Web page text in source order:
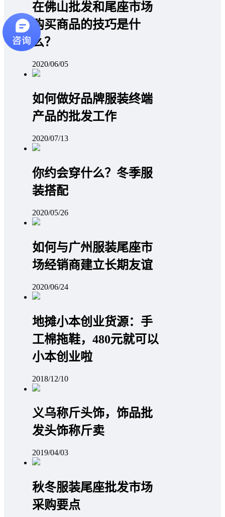
在佛山批发和尾座市场
购买商品的技巧是什
么？
2020/06/05
如何做好品牌服装终端
产品的批发工作
2020/07/13
你约会穿什么？冬季服
装搭配
2020/05/26
如何与广州服装尾座市
场经销商建立长期友谊
2020/06/24
地摊小本创业货源：手
工棉拖鞋，480元就可以
小本创业啦
2018/12/10
义乌称斤头饰，饰品批
发头饰称斤卖
2019/04/03
秋冬服装尾座批发市场
采购要点